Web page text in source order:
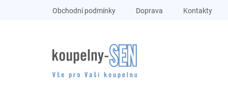
Obchodní podmínky Doprava Kontakty